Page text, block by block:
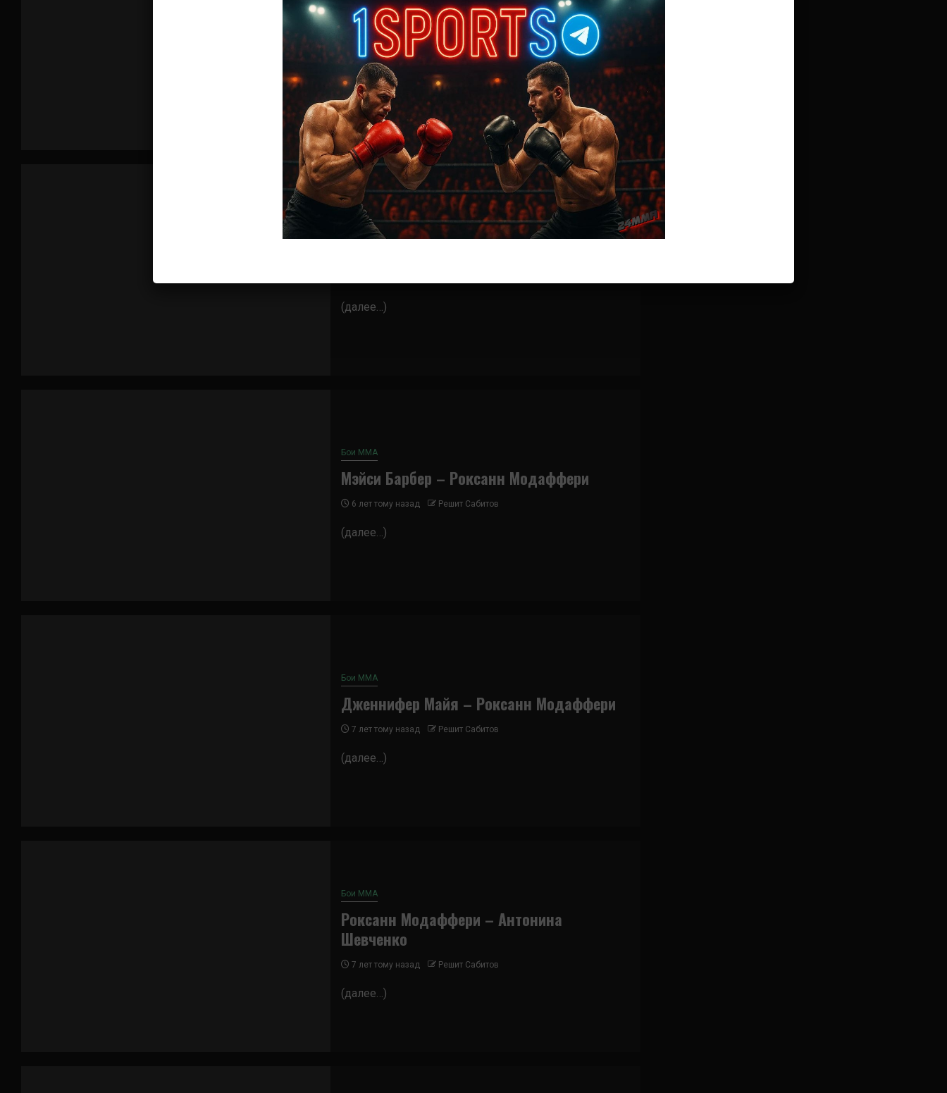
Роксанн Модаффери – Андреа Ли
5 лет тому назад Решит Сабитов
(далее…)
Бои ММА
(далее…)
Бои ММА
Мэйси Барбер – Роксанн Модаффери
6 лет тому назад Решит Сабитов
(далее…)
Бои ММА
Дженнифер Майя – Роксанн Модаффери
7 лет тому назад Решит Сабитов
(далее…)
Бои ММА
Роксанн Модаффери – Антонина
Шевченко
7 лет тому назад Решит Сабитов
(далее…)